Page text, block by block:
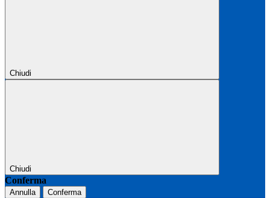
Chiudi
Chiudi
Conferma
Annulla Conferma